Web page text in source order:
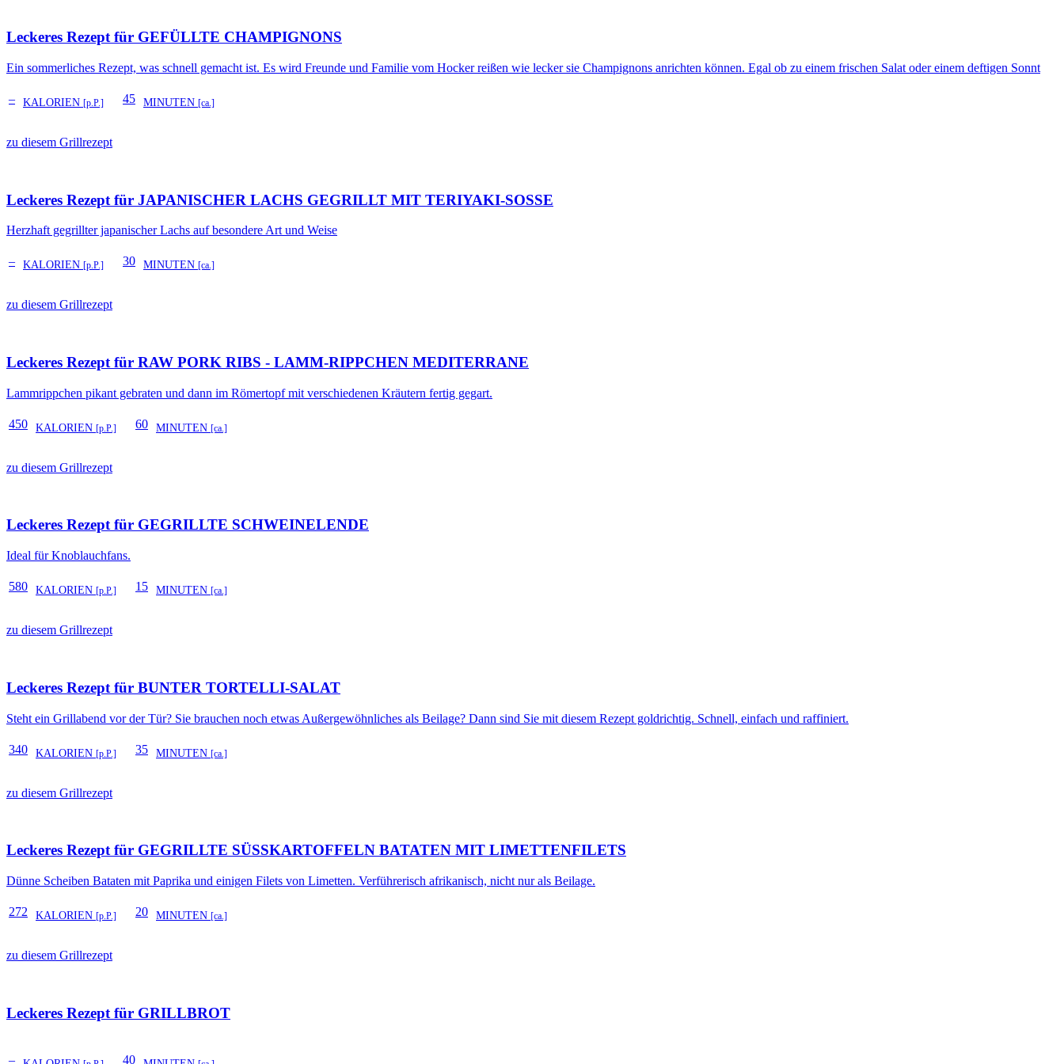
Leckeres Rezept für GEFÜLLTE CHAMPIGNONS
Ein sommerliches Rezept, was schnell gemacht ist. Es wird Freunde und Familie vom Hocker reißen wie lecker sie Champignons anrichten können. Egal ob zu einem frischen Salat oder einem deftigen Sonnt
– KALORIEN [p.P.] 45 MINUTEN [ca.]
zu diesem Grillrezept
Leckeres Rezept für JAPANISCHER LACHS GEGRILLT MIT TERIYAKI-SOSSE
Herzhaft gegrillter japanischer Lachs auf besondere Art und Weise
– KALORIEN [p.P.] 30 MINUTEN [ca.]
zu diesem Grillrezept
Leckeres Rezept für RAW PORK RIBS - LAMM-RIPPCHEN MEDITERRANE
Lammrippchen pikant gebraten und dann im Römertopf mit verschiedenen Kräutern fertig gegart.
450 KALORIEN [p.P.] 60 MINUTEN [ca.]
zu diesem Grillrezept
Leckeres Rezept für GEGRILLTE SCHWEINELENDE
Ideal für Knoblauchfans.
580 KALORIEN [p.P.] 15 MINUTEN [ca.]
zu diesem Grillrezept
Leckeres Rezept für BUNTER TORTELLI-SALAT
Steht ein Grillabend vor der Tür? Sie brauchen noch etwas Außergewöhnliches als Beilage? Dann sind Sie mit diesem Rezept goldrichtig. Schnell, einfach und raffiniert.
340 KALORIEN [p.P.] 35 MINUTEN [ca.]
zu diesem Grillrezept
Leckeres Rezept für GEGRILLTE SÜSSKARTOFFELN BATATEN MIT LIMETTENFILETS
Dünne Scheiben Bataten mit Paprika und einigen Filets von Limetten. Verführerisch afrikanisch, nicht nur als Beilage.
272 KALORIEN [p.P.] 20 MINUTEN [ca.]
zu diesem Grillrezept
Leckeres Rezept für GRILLBROT
– 40